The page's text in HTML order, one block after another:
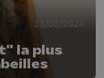
13/08/2024
la plus